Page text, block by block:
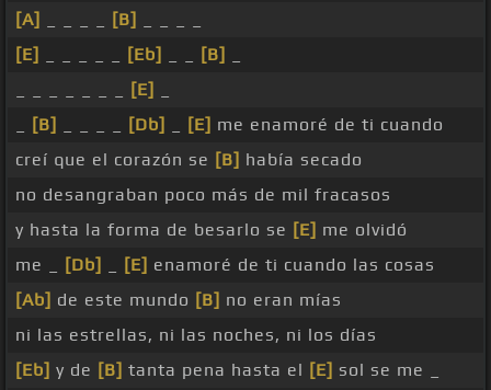
[A]
[B]
[E]
[Eb] [B]
[E]
[B] [Db] [E] me enamoré de ti cuando
creí que el corazón se [B] había secado
no desangraban poco más de mil fracasos
y hasta la forma de besarlo se [E] me olvidó
me _
[Db] [E] enamoré de ti cuando las cosas
[Ab] de este mundo [B] no eran mías
ni las estrellas, ni las noches, ni los días
[Eb] y de [B] tanta pena hasta el [E] sol se me _